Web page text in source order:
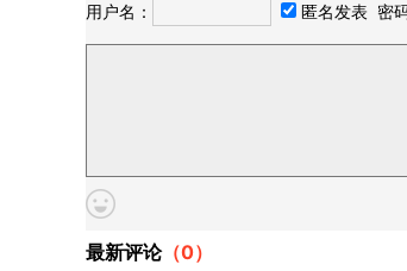
用户名： 匿名发表 密
最新评论（0）